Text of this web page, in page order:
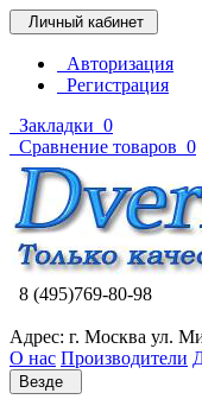
Личный кабинет
Авторизация
Регистрация
Закладки 0
Сравнение товаров 0
8 (495)769-80-98
Адрес: г. Москва ул.
О нас Производители
Везде